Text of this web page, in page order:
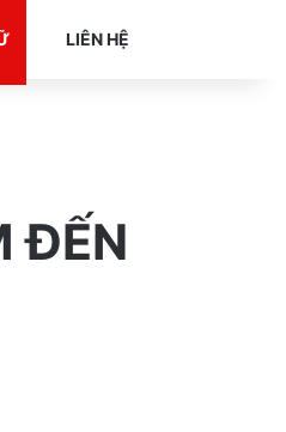
LIÊN HỆ
ĐẾN